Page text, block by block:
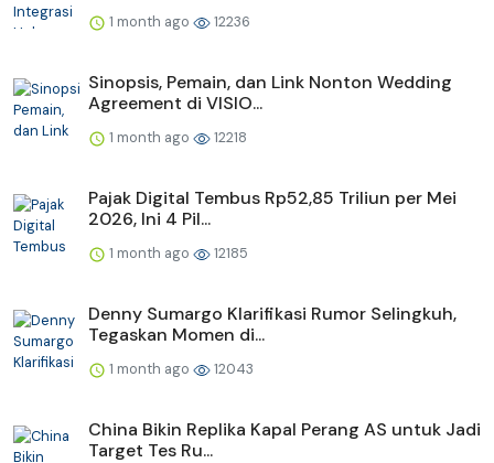
1 month ago 12236
Sinopsis, Pemain, dan Link Nonton Wedding
Agreement di VISIO...
1 month ago 12218
Pajak Digital Tembus Rp52,85 Triliun per Mei
2026, Ini 4 Pil...
1 month ago 12185
Denny Sumargo Klarifikasi Rumor Selingkuh,
Tegaskan Momen di...
1 month ago 12043
China Bikin Replika Kapal Perang AS untuk Jadi
Target Tes Ru...